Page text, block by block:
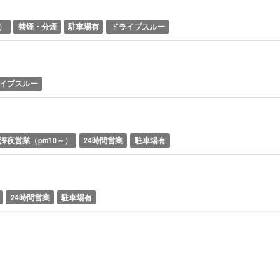
禁煙・分煙 駐車場有 ドライブスルー
ブスルー
深夜営業（pm10～） 24時間営業 駐車場有
24時間営業 駐車場有